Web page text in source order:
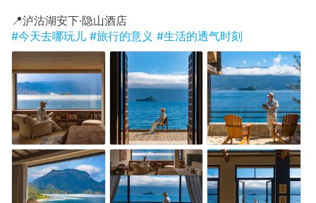
📍泸沽湖安下·隐山酒店
#今天去哪玩儿 #旅行的意义 #生活的透气时刻